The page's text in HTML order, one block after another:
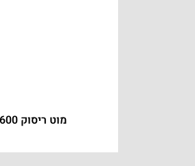
מוט ריסוק 600 רובוט קופ צרפת